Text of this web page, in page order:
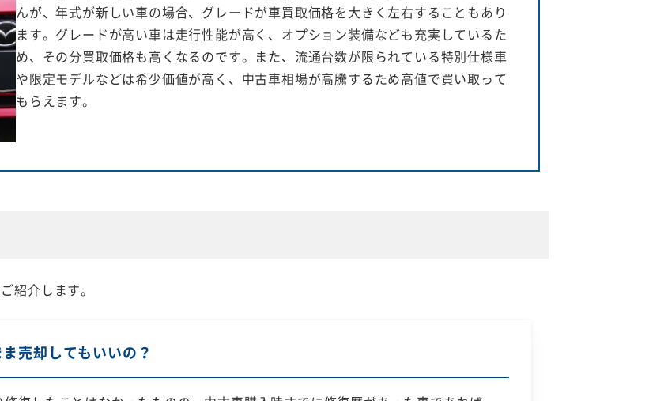
んが、年式が新しい車の場合、グレードが車買取価格を大きく左右することもあり
ます。グレードが高い車は走行性能が高く、オプション装備なども充実しているた
め、その分買取価格も高くなるのです。また、流通台数が限られている特別仕様車
や限定モデルなどは希少価値が高く、中古車相場が高騰するため高値で買い取って
もらえます。
紹介します。
売却してもいいの？